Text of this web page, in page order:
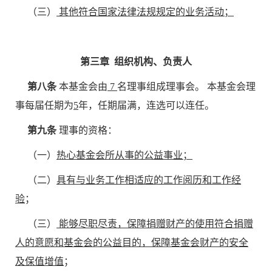
（三） 其他符合国家法律法规规定的业务活动；
第三章 组织机构、负责人
第八条本基金会由 7 名理事组成理事会。 本基金会理
事每届任期为5年，任期届满，连选可以连任。
第九条理事的资格：
（一） 热心基金会所从事的公益事业；
（二） 具有与业务工作相适应的工作阅历和工作经
验；
（三）
能够尽职尽责，保障捐赠财产的使用符合捐赠
人的意愿和基金会的公益目的，保障基金会财产的安全
及保值增值 ；